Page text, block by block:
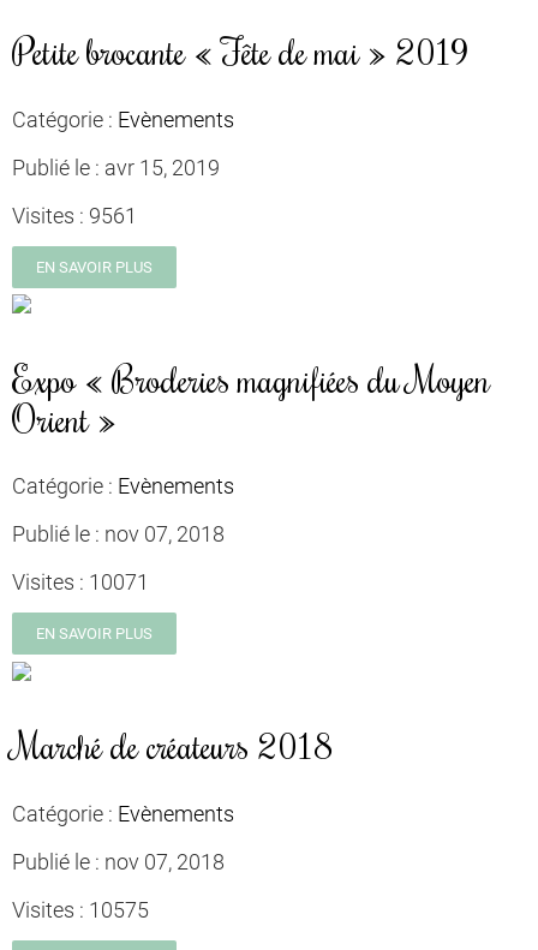
Petite brocante « Fête de mai » 2019
Catégorie : Evènements
Publié le : avr 15, 2019
Visites : 9561
EN SAVOIR PLUS
Expo « Broderies magnifiées du Moyen
Orient »
Catégorie : Evènements
Publié le : nov 07, 2018
Visites : 10071
EN SAVOIR PLUS
Marché de créateurs 2018
Catégorie : Evènements
Publié le : nov 07, 2018
Visites : 10575